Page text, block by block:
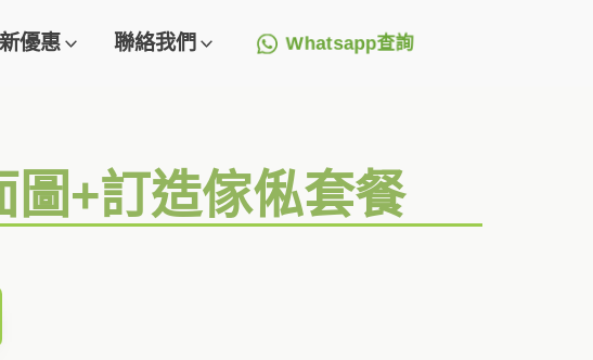
優惠 聯絡我們 Whatsapp查詢
+訂造傢俬套餐